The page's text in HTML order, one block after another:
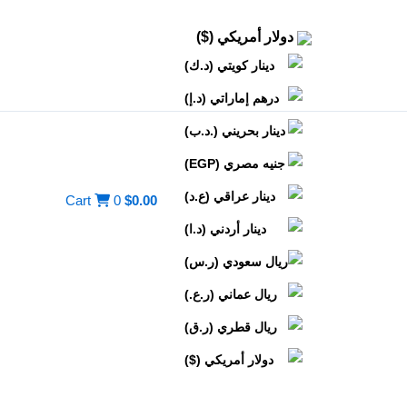
دولار أمريكي ($)
دينار كويتي (د.ك)
درهم إماراتي (د.إ)
دينار بحريني (.د.ب)
جنيه مصري (EGP)
دينار عراقي (ع.د)
دينار أردني (د.ا)
ريال سعودي (ر.س)
ريال عماني (ر.ع.)
ريال قطري (ر.ق)
دولار أمريكي ($)
$0.00
0
Cart